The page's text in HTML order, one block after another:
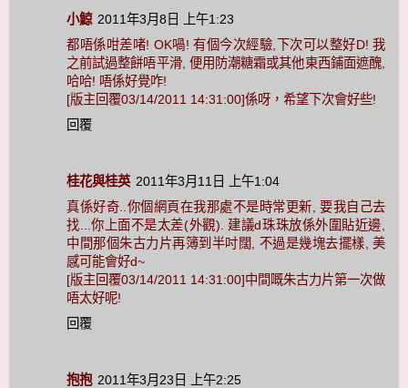
小鯨 2011年3月8日 上午1:23
都唔係咁差啫! OK喎! 有個今次經驗,下次可以整好D! 我
之前試過整餅唔平滑, 便用防潮糖霜或其他東西鋪面遮醜,
哈哈! 唔係好覺咋!
[版主回覆03/14/2011 14:31:00]係呀，希望下次會好些!
回覆
桂花與桂英 2011年3月11日 上午1:04
真係好奇..你個網頁在我那處不是時常更新, 要我自己去
找...你上面不是太差(外觀). 建議d珠珠放係外圍貼近邊,
中間那個朱古力片再簿到半吋闊, 不過是幾塊去擺樣, 美
感可能會好d~
[版主回覆03/14/2011 14:31:00]中間嘅朱古力片第一次做
唔太好呢!
回覆
抱抱 2011年3月23日 上午2:25